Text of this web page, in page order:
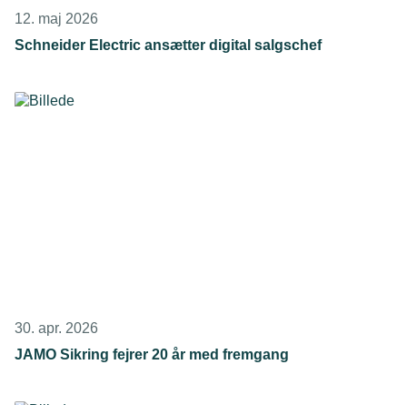
12. maj 2026
Schneider Electric ansætter digital salgschef
30. apr. 2026
JAMO Sikring fejrer 20 år med fremgang